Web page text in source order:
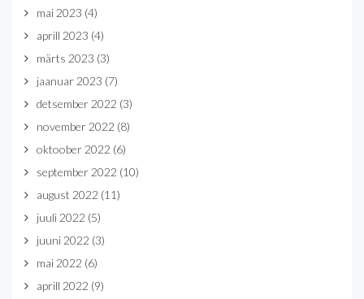
mai 2023 (4)
aprill 2023 (4)
märts 2023 (3)
jaanuar 2023 (7)
detsember 2022 (3)
november 2022 (8)
oktoober 2022 (6)
september 2022 (10)
august 2022 (11)
juuli 2022 (5)
juuni 2022 (3)
mai 2022 (6)
aprill 2022 (9)